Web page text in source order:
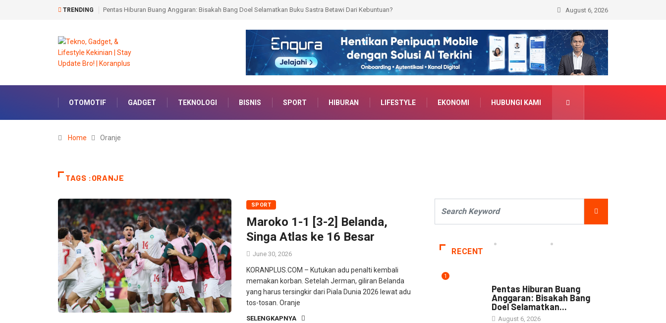
TRENDING
Buku Sastra Betawi Dari Kebuntuan?Pemkab Muara Enim Gandeng Kejari, Plt Bupati Minta ASN Jangan Takut Konsultasi Hukum August 6, 2026
OTOMOTIF GADGET TEKNOLOGI BISNIS SPORT HIBURAN LIFESTYLE EKONOMI HUBUNGI KAMI
Home Oranje
TAGS :ORANJE
SPORT
Maroko 1-1 [3-2] Belanda,
Singa Atlas ke 16 Besar
June 30, 2026
KORANPLUS.COM – Kutukan adu penalti kembali
memakan korban. Setelah Jerman, giliran Belanda
yang harus tersingkir dari Piala Dunia 2026 lewat adu
tos-tosan. Oranje
SELENGKAPNYA
RECENT
1
Pentas Hiburan Buang
Anggaran: Bisakah Bang
Doel Selamatkan...
August 6, 2026